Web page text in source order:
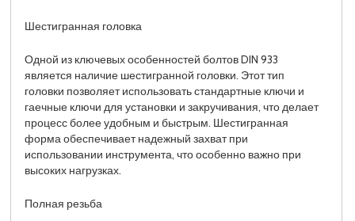
Шестигранная головка
Одной из ключевых особенностей болтов DIN 933
является наличие шестигранной головки. Этот тип
головки позволяет использовать стандартные ключи и
гаечные ключи для установки и закручивания, что делает
процесс более удобным и быстрым. Шестигранная
форма обеспечивает надежный захват при
использовании инструмента, что особенно важно при
высоких нагрузках.
Полная резьба